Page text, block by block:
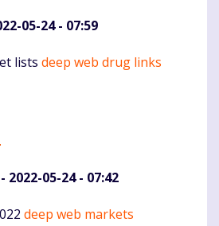
05-24 - 07:59
lists deep web drug links
- 2022-05-24 - 07:42
deep web markets